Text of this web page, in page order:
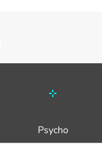
Psycho